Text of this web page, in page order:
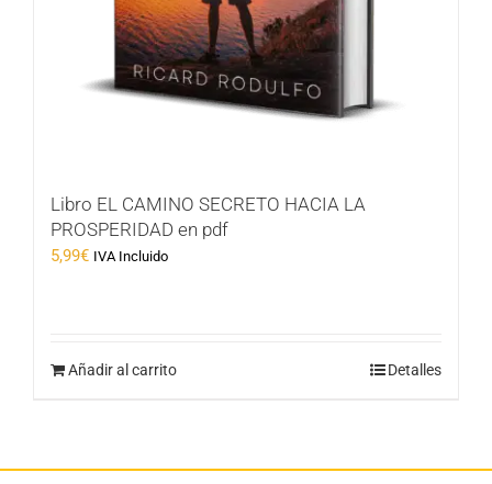
Libro EL CAMINO SECRETO HACIA LA
PROSPERIDAD en pdf
5,99€ IVA Incluido
Añadir al carrito Detalles